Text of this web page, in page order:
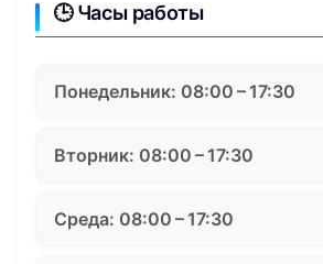
🕒 Часы работы
Понедельник: 08:00 – 17:30
Вторник: 08:00 – 17:30
Среда: 08:00 – 17:30